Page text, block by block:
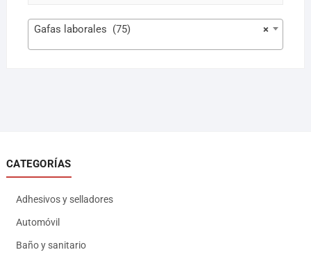
×
Gafas laborales (75)
CATEGORÍAS
Adhesivos y selladores
Automóvil
Baño y sanitario